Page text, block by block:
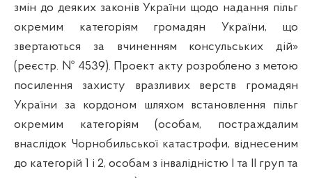
змін до деяких законів України щодо надання пільг
окремим категоріям громадян України, що
звертаються за вчиненням консульських дій»
(реєстр. № 4539). Проект акту розроблено з метою
посилення захисту вразливих верств громадян
України за кордоном шляхом встановлення пільг
окремим категоріям (особам, постраждалим
внаслідок Чорнобильської катастрофи, віднесеним
до категорій 1 і 2, особам з інвалідністю І та ІІ груп та